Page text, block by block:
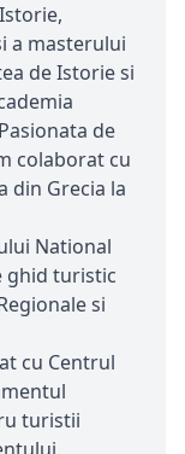
a masterului
de Istorie si
de
colaborat cu
din Grecia la
National
ghid turistic
si
cu Centrul
turistii